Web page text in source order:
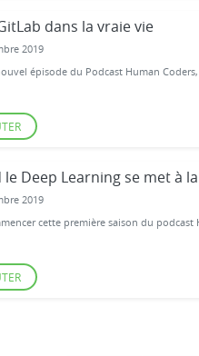
dans la vraie vie
2019
épisode du Podcast Human
le Deep Learning se met à
2019
cette première saison du podcast